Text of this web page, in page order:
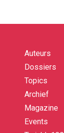
Quick
links
Auteurs
Dossiers
Topics
Archief
Magazine
Events